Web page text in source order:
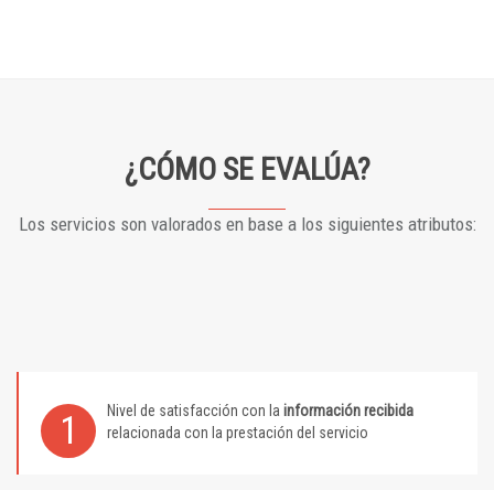
¿CÓMO SE EVALÚA?
Los servicios son valorados en base a los siguientes atributos:
1 Nivel de satisfacción con la información recibida
relacionada con la prestación del servicio